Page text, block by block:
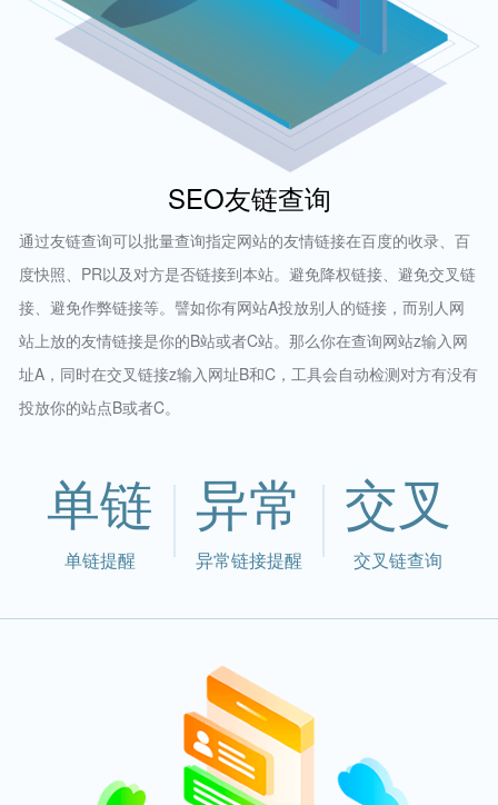
SEO友链查询
通过友链查询可以批量查询指定网站的友情链接在百度的收录、百
度快照、PR以及对方是否链接到本站。避免降权链接、避免交叉链
接、避免作弊链接等。譬如你有网站A投放别人的链接，而别人网
站上放的友情链接是你的B站或者C站。那么你在查询网站z输入网
址A，同时在交叉链接z输入网址B和C，工具会自动检测对方有没有
投放你的站点B或者C。
单链
单链提醒
异常
异常链接提醒
交叉
交叉链查询